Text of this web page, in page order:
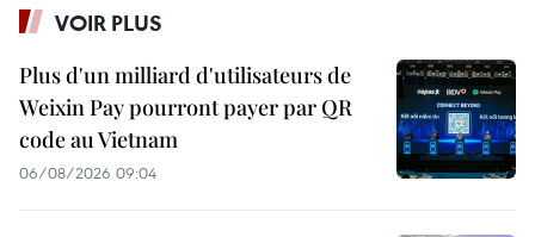
VOIR PLUS
Plus d'un milliard d'utilisateurs de
Weixin Pay pourront payer par QR
code au Vietnam
06/08/2026 09:04